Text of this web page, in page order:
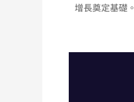
增長奠定基礎。